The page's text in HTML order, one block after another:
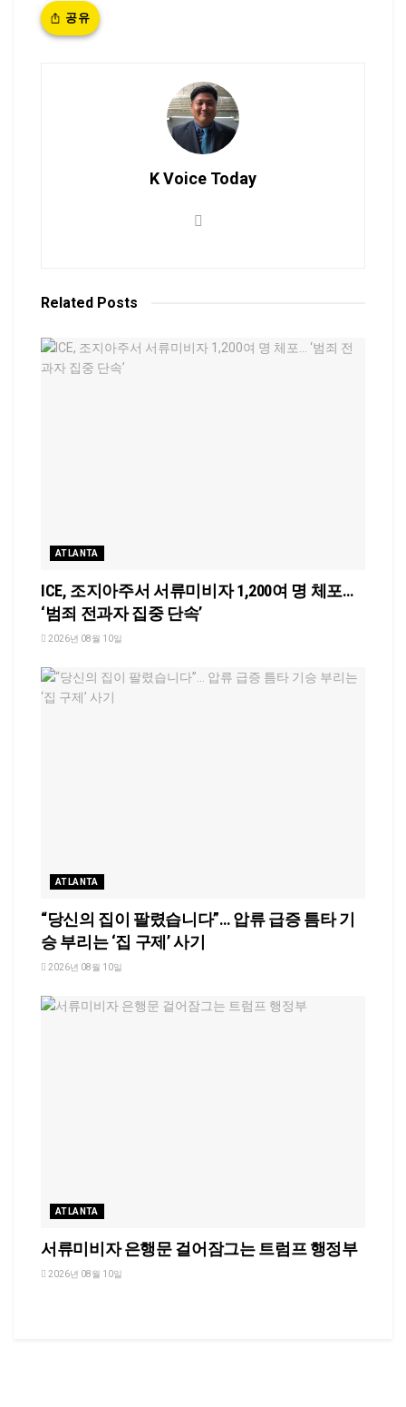
공유
K Voice Today
Related Posts
ATLANTA
ICE, 조지아주서 서류미비자 1,200여 명 체포…
‘범죄 전과자 집중 단속’
2026년 08월 10일
ATLANTA
“당신의 집이 팔렸습니다”… 압류 급증 틈타 기
승 부리는 ‘집 구제’ 사기
2026년 08월 10일
ATLANTA
서류미비자 은행문 걸어잠그는 트럼프 행정부
2026년 08월 10일